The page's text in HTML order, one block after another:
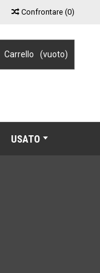
Confrontare (0)
Carrello (vuoto)
USATO